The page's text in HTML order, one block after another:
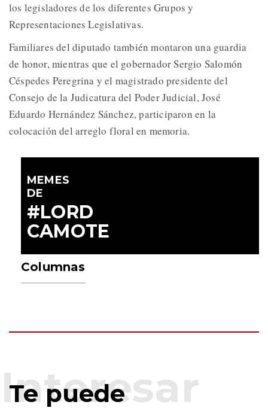
los legisladores de los diferentes Grupos y
Representaciones Legislativas.
Familiares del diputado también montaron una guardia
de honor, mientras que el gobernador Sergio Salomón
Céspedes Peregrina y el magistrado presidente del
Consejo de la Judicatura del Poder Judicial, José
Eduardo Hernández Sánchez, participaron en la
colocación del arreglo floral en memoria.
MEMES
DE
#LORD
CAMOTE
Columnas
Te puede